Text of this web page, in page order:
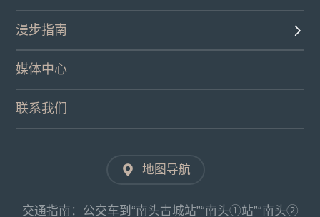
漫步指南
媒体中心
联系我们
地图导航
交通指南：公交车到“南头古城站”“南头①站”“南头②